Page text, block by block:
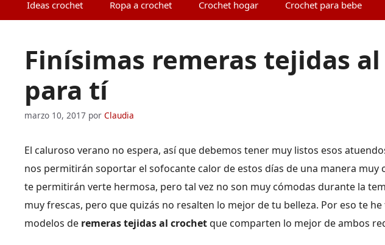
Ideas crochet Ropa a crochet Crochet hogar Crochet para bebe
Finísimas remeras tejidas
para tí
marzo 10, 2017 por Claudia
El caluroso verano no espera, así que debemos tener muy listos esos
nos permitirán soportar el sofocante calor de estos días de una manera muy
te permitirán verte hermosa, pero tal vez no son muy cómodas durante la
muy frescas, pero que quizás no resalten lo mejor de tu belleza. Por eso te
modelos de remeras tejidas al crochetque comparten lo mejor de ambos